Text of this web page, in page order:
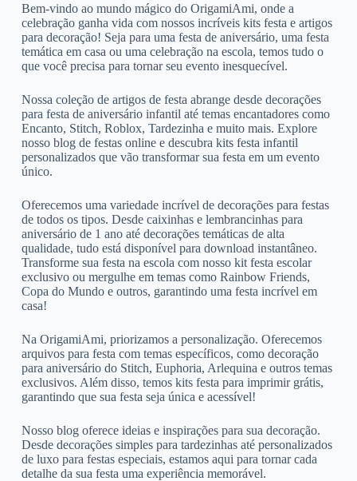
Bem-vindo ao mundo mágico do OrigamiAmi, onde a
celebração ganha vida com nossos incríveis kits festa e artigos
para decoração! Seja para uma festa de aniversário, uma festa
temática em casa ou uma celebração na escola, temos tudo o
que você precisa para tornar seu evento inesquecível.
Nossa coleção de artigos de festa abrange desde decorações
para festa de aniversário infantil até temas encantadores como
Encanto, Stitch, Roblox, Tardezinha e muito mais. Explore
nosso blog de festas online e descubra kits festa infantil
personalizados que vão transformar sua festa em um evento
único.
Oferecemos uma variedade incrível de decorações para festas
de todos os tipos. Desde caixinhas e lembrancinhas para
aniversário de 1 ano até decorações temáticas de alta
qualidade, tudo está disponível para download instantâneo.
Transforme sua festa na escola com nosso kit festa escolar
exclusivo ou mergulhe em temas como Rainbow Friends,
Copa do Mundo e outros, garantindo uma festa incrível em
casa!
Na OrigamiAmi, priorizamos a personalização. Oferecemos
arquivos para festa com temas específicos, como decoração
para aniversário do Stitch, Euphoria, Arlequina e outros temas
exclusivos. Além disso, temos kits festa para imprimir grátis,
garantindo que sua festa seja única e acessível!
Nosso blog oferece ideias e inspirações para sua decoração.
Desde decorações simples para tardezinhas até personalizados
de luxo para festas especiais, estamos aqui para tornar cada
detalhe da sua festa uma experiência memorável.